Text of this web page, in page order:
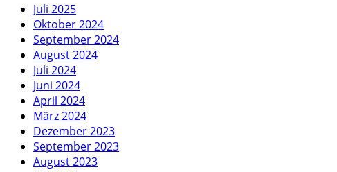
Juli 2025
Oktober 2024
September 2024
August 2024
Juli 2024
Juni 2024
April 2024
März 2024
Dezember 2023
September 2023
August 2023